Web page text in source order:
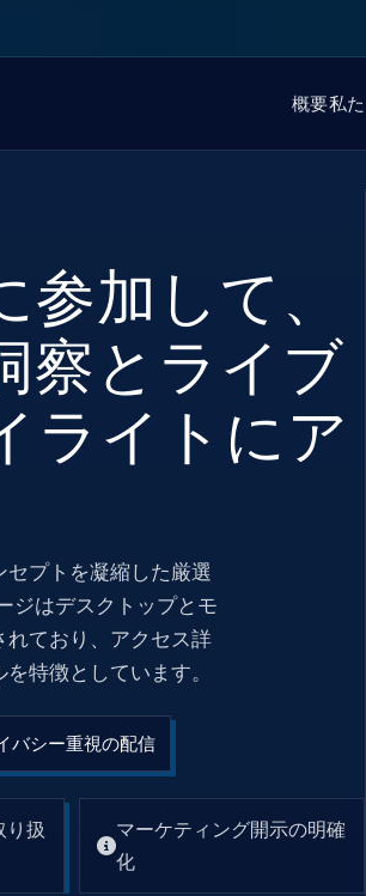
概要私
加して、
察とライブ
ライトにア
プトを凝縮した厳選
ジはデスクトップとモ
ており、アクセス詳
特徴としています。
バシー重視の配信
り扱
マーケティング開示の明確
化